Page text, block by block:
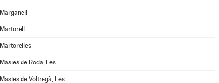
Marganell
Martorell
Martorelles
Masies de Roda, Les
Masies de Voltregà, Les